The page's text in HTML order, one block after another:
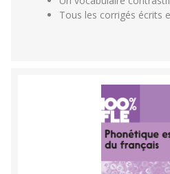
Tous les corrigés écrits